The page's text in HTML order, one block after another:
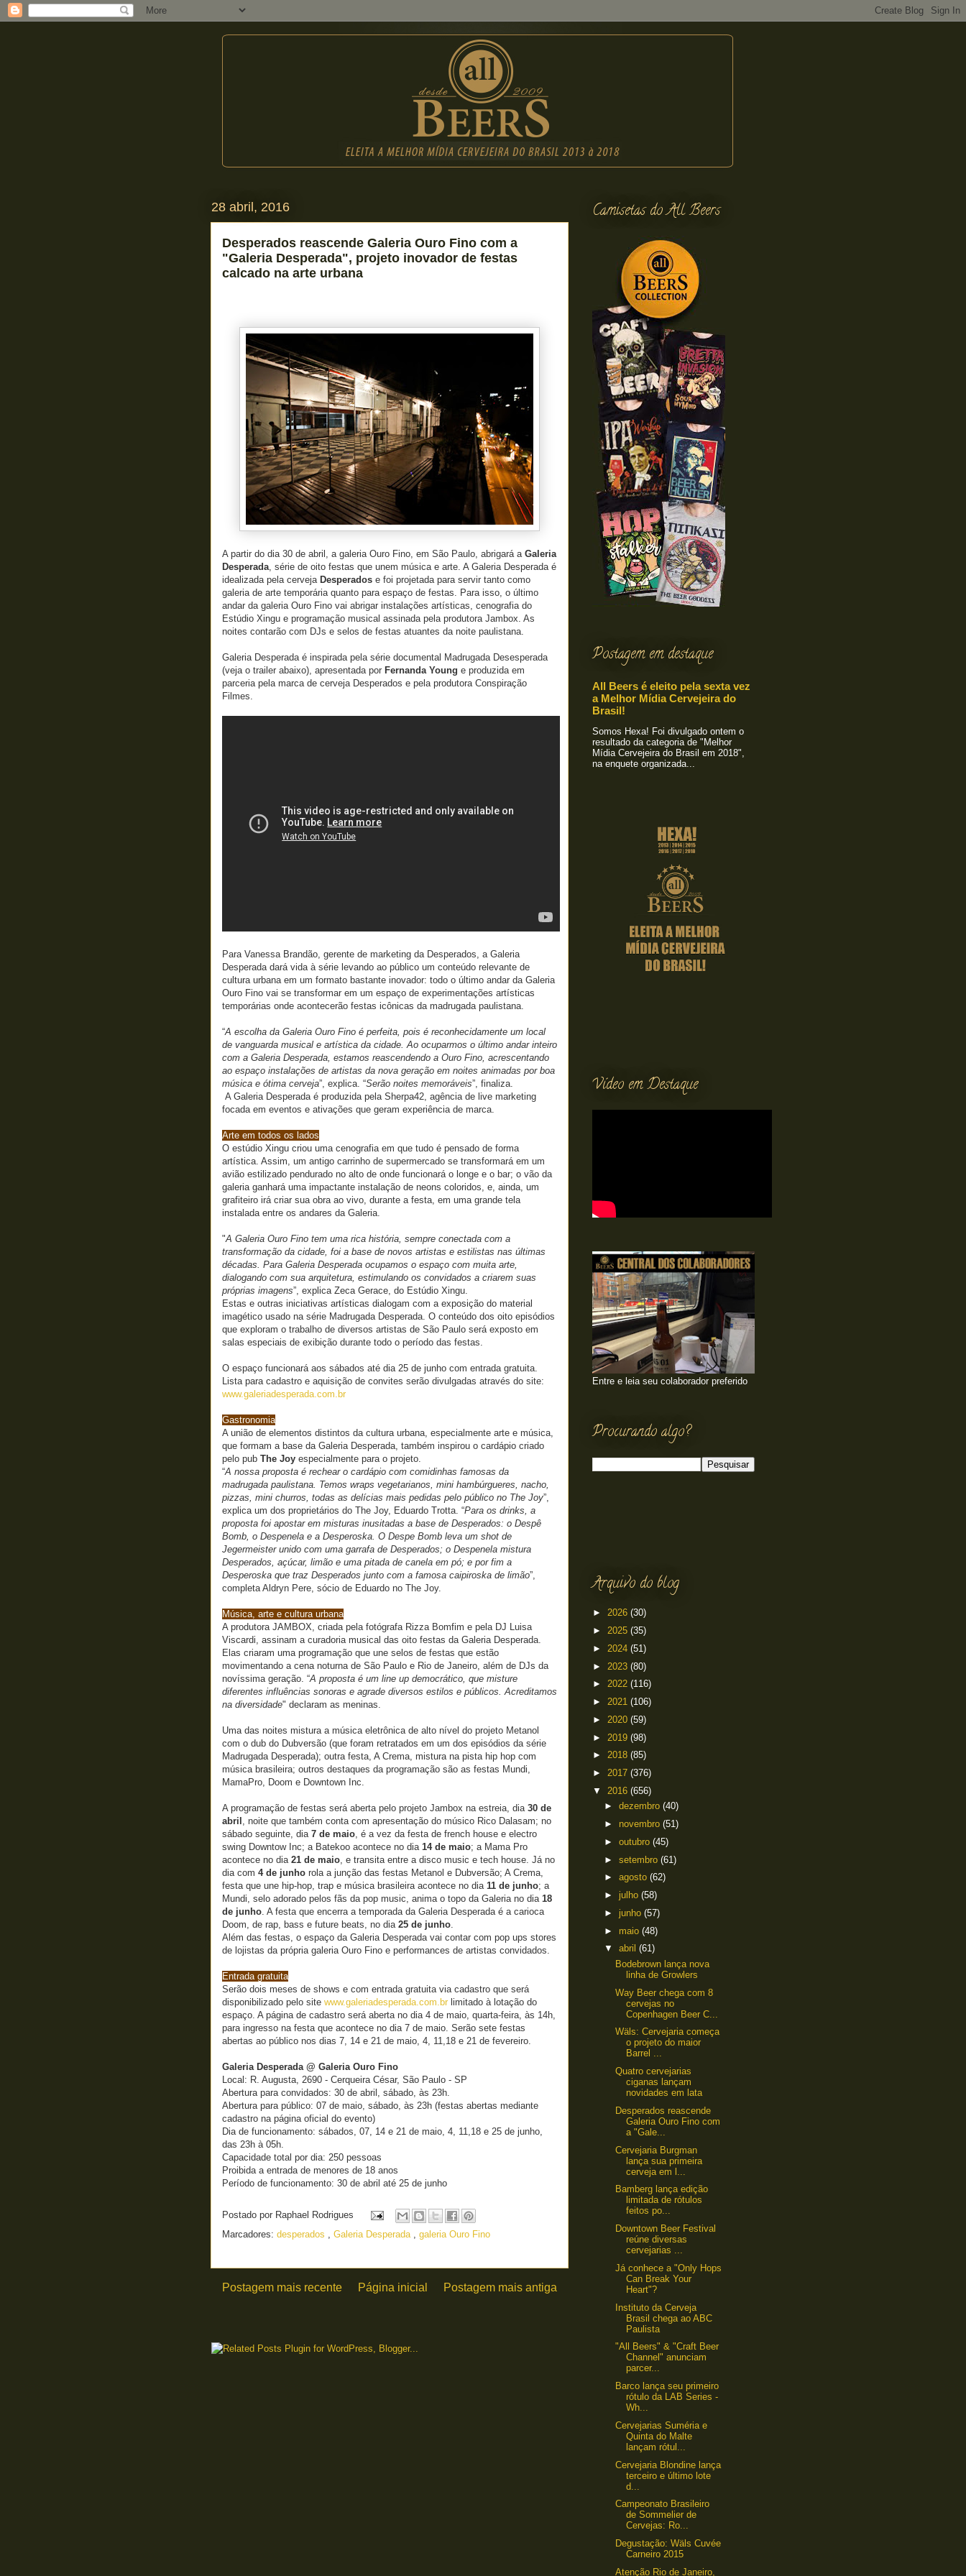
28 abril, 2016
Desperados reascende Galeria Ouro Fino com a
"Galeria Desperada", projeto inovador de festas
calcado na arte urbana
A partir do dia 30 de abril, a galeria Ouro Fino, em São Paulo, abrigará a Galeria
Desperada, série de oito festas que unem música e arte. A Galeria Desperada é
idealizada pela cerveja Desperados e foi projetada para servir tanto como
galeria de arte temporária quanto para espaço de festas. Para isso, o último
andar da galeria Ouro Fino vai abrigar instalações artísticas, cenografia do
Estúdio Xingu e programação musical assinada pela produtora Jambox. As
noites contarão com DJs e selos de festas atuantes da noite paulistana.
Galeria Desperada é inspirada pela série documental Madrugada Desesperada
(veja o trailer abaixo), apresentada por Fernanda Young e produzida em
parceria pela marca de cerveja Desperados e pela produtora Conspiração
Filmes.
Para Vanessa Brandão, gerente de marketing da Desperados, a Galeria
Desperada dará vida à série levando ao público um conteúdo relevante de
cultura urbana em um formato bastante inovador: todo o último andar da Galeria
Ouro Fino vai se transformar em um espaço de experimentações artísticas
temporárias onde acontecerão festas icônicas da madrugada paulistana.
“A escolha da Galeria Ouro Fino é perfeita, pois é reconhecidamente um local
de vanguarda musical e artística da cidade. Ao ocuparmos o último andar inteiro
com a Galeria Desperada, estamos reascendendo a Ouro Fino, acrescentando
ao espaço instalações de artistas da nova geração em noites animadas por boa
música e ótima cerveja”, explica. “Serão noites memoráveis”, finaliza.
A Galeria Desperada é produzida pela Sherpa42, agência de live marketing
focada em eventos e ativações que geram experiência de marca.
Arte em todos os lados
O estúdio Xingu criou uma cenografia em que tudo é pensado de forma
artística. Assim, um antigo carrinho de supermercado se transformará em um
avião estilizado pendurado no alto de onde funcionará o longe e o bar; o vão da
galeria ganhará uma impactante instalação de neons coloridos, e, ainda, um
grafiteiro irá criar sua obra ao vivo, durante a festa, em uma grande tela
instalada entre os andares da Galeria.
"A Galeria Ouro Fino tem uma rica história, sempre conectada com a
transformação da cidade, foi a base de novos artistas e estilistas nas últimas
décadas. Para Galeria Desperada ocupamos o espaço com muita arte,
dialogando com sua arquitetura, estimulando os convidados a criarem suas
próprias imagens”, explica Zeca Gerace, do Estúdio Xingu.
Estas e outras iniciativas artísticas dialogam com a exposição do material
imagético usado na série Madrugada Desperada. O conteúdo dos oito episódios
que exploram o trabalho de diversos artistas de São Paulo será exposto em
salas especiais de exibição durante todo o período das festas.
O espaço funcionará aos sábados até dia 25 de junho com entrada gratuita.
Lista para cadastro e aquisição de convites serão divulgadas através do site:
www.galeriadesperada.com.br
Gastronomia
A união de elementos distintos da cultura urbana, especialmente arte e música,
que formam a base da Galeria Desperada, também inspirou o cardápio criado
pelo pub The Joy especialmente para o projeto.
“A nossa proposta é rechear o cardápio com comidinhas famosas da
madrugada paulistana. Temos wraps vegetarianos, mini hambúrgueres, nacho,
pizzas, mini churros, todas as delícias mais pedidas pelo público no The Joy”,
explica um dos proprietários do The Joy, Eduardo Trotta. “Para os drinks, a
proposta foi apostar em misturas inusitadas a base de Desperados: o Despê
Bomb, o Despenela e a Desperoska. O Despe Bomb leva um shot de
Jegermeister unido com uma garrafa de Desperados; o Despenela mistura
Desperados, açúcar, limão e uma pitada de canela em pó; e por fim a
Desperoska que traz Desperados junto com a famosa caipiroska de limão”,
completa Aldryn Pere, sócio de Eduardo no The Joy.
Música, arte e cultura urbana
A produtora JAMBOX, criada pela fotógrafa Rizza Bomfim e pela DJ Luisa
Viscardi, assinam a curadoria musical das oito festas da Galeria Desperada.
Elas criaram uma programação que une selos de festas que estão
movimentando a cena noturna de São Paulo e Rio de Janeiro, além de DJs da
novíssima geração. “A proposta é um line up democrático, que misture
diferentes influências sonoras e agrade diversos estilos e públicos. Acreditamos
na diversidade" declaram as meninas.
Uma das noites mistura a música eletrônica de alto nível do projeto Metanol
com o dub do Dubversão (que foram retratados em um dos episódios da série
Madrugada Desperada); outra festa, A Crema, mistura na pista hip hop com
música brasileira; outros destaques da programação são as festas Mundi,
MamaPro, Doom e Downtown Inc.
A programação de festas será aberta pelo projeto Jambox na estreia, dia 30 de
abril , noite que também conta com apresentação do músico Rico Dalasam; no
sábado seguinte, dia 7 de maio, é a vez da festa de french house e electro
swing Downtow Inc; a Batekoo acontece no dia 14 de maio; a Mama Pro
acontece no dia 21 de maio, e transita entre a disco music e tech house. Já no
dia com 4 de junho rola a junção das festas Metanol e Dubversão; A Crema,
festa que une hip-hop, trap e música brasileira acontece no dia 11 de junho; a
Mundi, selo adorado pelos fãs da pop music, anima o topo da Galeria no dia 18
de junho. A festa que encerra a temporada da Galeria Desperada é a carioca
Doom, de rap, bass e future beats, no dia 25 de junho.
Além das festas, o espaço da Galeria Desperada vai contar com pop ups stores
de lojistas da própria galeria Ouro Fino e performances de artistas convidados.
Entrada gratuita
Serão dois meses de shows e com entrada gratuita via cadastro que será
disponibilizado pelo site www.galeriadesperada.com.br limitado à lotação do
espaço. A página de cadastro será aberta no dia 4 de maio, quarta-feira, às 14h,
para ingresso na festa que acontece no dia 7 de maio. Serão sete festas
abertas ao público nos dias 7, 14 e 21 de maio, 4, 11,18 e 21 de fevereiro.
Galeria Desperada @ Galeria Ouro Fino
Local: R. Augusta, 2690 - Cerqueira César, São Paulo - SP
Abertura para convidados: 30 de abril, sábado, às 23h.
Abertura para público: 07 de maio, sábado, às 23h (festas abertas mediante
cadastro na página oficial do evento)
Dia de funcionamento: sábados, 07, 14 e 21 de maio, 4, 11,18 e 25 de junho,
das 23h à 05h.
Capacidade total por dia: 250 pessoas
Proibida a entrada de menores de 18 anos
Período de funcionamento: 30 de abril até 25 de junho
Postado por Raphael Rodrigues
Marcadores: desperados , Galeria Desperada , galeria Ouro Fino
Postagem mais recente Postagem mais antiga
Página inicial
Camisetas do All Beers
Postagem em destaque
All Beers é eleito pela sexta vez
a Melhor Mídia Cervejeira do
Brasil!
Somos Hexa! Foi divulgado ontem o
resultado da categoria de "Melhor
Mídia Cervejeira do Brasil em 2018",
na enquete organizada...
Vídeo em Destaque
Entre e leia seu colaborador preferido
Procurando algo?
Arquivo do blog
► 2026 (30)
► 2025 (35)
► 2024 (51)
► 2023 (80)
► 2022 (116)
► 2021 (106)
► 2020 (59)
► 2019 (98)
► 2018 (85)
► 2017 (376)
▼ 2016 (656)
► dezembro (40)
► novembro (51)
► outubro (45)
► setembro (61)
► agosto (62)
► julho (58)
► junho (57)
► maio (48)
▼ abril (61)
Bodebrown lança nova
linha de Growlers
Way Beer chega com 8
cervejas no
Copenhagen Beer C...
Wäls: Cervejaria começa
o projeto do maior
Barrel ...
Quatro cervejarias
ciganas lançam
novidades em lata
Desperados reascende
Galeria Ouro Fino com
a "Gale...
Cervejaria Burgman
lança sua primeira
cerveja em l...
Bamberg lança edição
limitada de rótulos
feitos po...
Downtown Beer Festival
reúne diversas
cervejarias ...
Já conhece a "Only Hops
Can Break Your
Heart"?
Instituto da Cerveja
Brasil chega ao ABC
Paulista
"All Beers" & "Craft Beer
Channel" anunciam
parcer...
Barco lança seu primeiro
rótulo da LAB Series -
Wh...
Cervejarias Suméria e
Quinta do Malte
lançam rótul...
Cervejaria Blondine lança
terceiro e último lote
d...
Campeonato Brasileiro
de Sommelier de
Cervejas: Ro...
Degustação: Wäls Cuvée
Carneiro 2015
Atenção Rio de Janeiro,